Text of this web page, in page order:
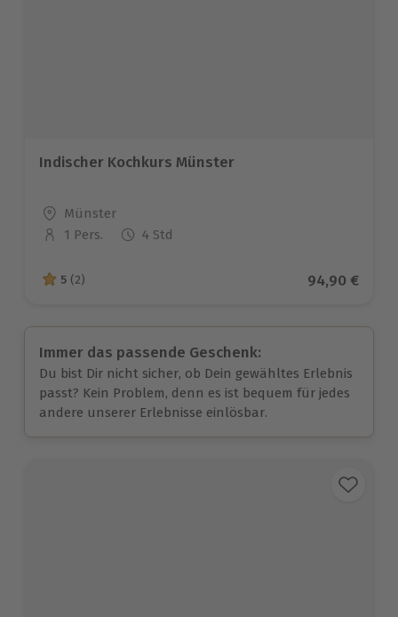
Indischer Kochkurs Münster
Standort
Münster
Anzahl der Teilnehmer
1 Pers. 4 Std
5 von 5 Sternen basierend auf 2 Bewertungen
5 (2) Aktueller
94,90 €
Immer das passende Geschenk:
Du bist Dir nicht sicher, ob Dein gewähltes Erlebnis
passt? Kein Problem, denn es ist bequem für jedes
andere unserer Erlebnisse einlösbar.